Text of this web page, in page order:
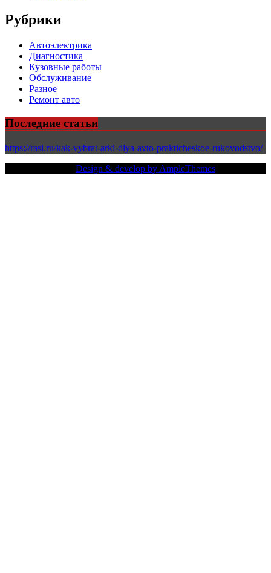
Рубрики
Автоэлектрика
Диагностика
Кузовные работы
Обслуживание
Разное
Ремонт авто
Последние статьи
https://rasi.ru/kak-vybrat-arki-dlya-avto-prakticheskoe-rukovodstvo/
Design & develop by AmpleThemes